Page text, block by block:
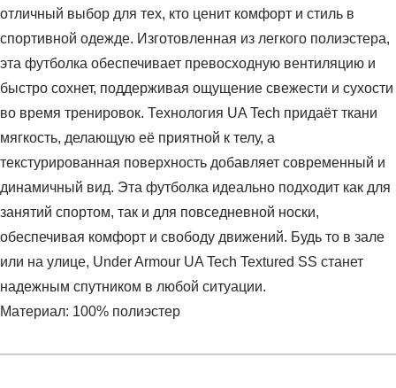
отличный выбор для тех, кто ценит комфорт и стиль в
спортивной одежде. Изготовленная из легкого полиэстера,
эта футболка обеспечивает превосходную вентиляцию и
быстро сохнет, поддерживая ощущение свежести и сухости
во время тренировок. Технология UA Tech придаёт ткани
мягкость, делающую её приятной к телу, а
текстурированная поверхность добавляет современный и
динамичный вид. Эта футболка идеально подходит как для
занятий спортом, так и для повседневной носки,
обеспечивая комфорт и свободу движений. Будь то в зале
или на улице, Under Armour UA Tech Textured SS станет
надежным спутником в любой ситуации.
Материал: 100% полиэстер
Артикул:1382796-026
Условия оплаты